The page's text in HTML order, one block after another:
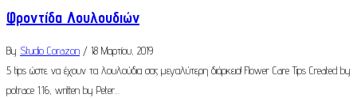
Φροντίδα Λουλουδιών
By Studio Corazon / 18 Μαρτίου, 2019
5 tips ώστε να έχουν τα λουλούδια σας μεγαλύτερη διάρκεια! Flower Care Tips Created by
potrace 1.16, written by Peter...